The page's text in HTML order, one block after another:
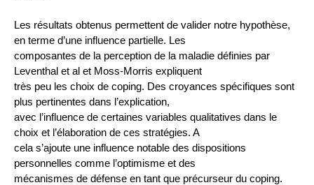
Les résultats obtenus permettent de valider notre hypothèse,
en terme d’une influence partielle. Les
composantes de la perception de la maladie définies par
Leventhal et al et Moss-Morris expliquent
très peu les choix de coping. Des croyances spécifiques sont
plus pertinentes dans l’explication,
avec l’influence de certaines variables qualitatives dans le
choix et l’élaboration de ces stratégies. A
cela s’ajoute une influence notable des dispositions
personnelles comme l’optimisme et des
mécanismes de défense en tant que précurseur du coping.